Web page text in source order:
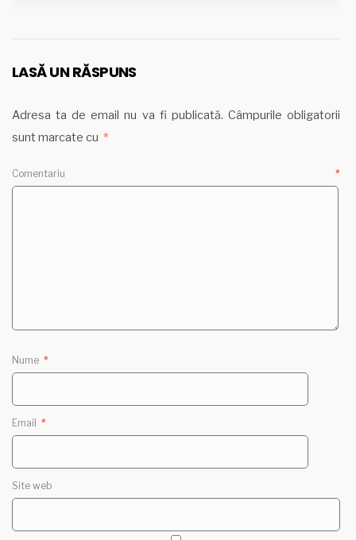
LASĂ UN RĂSPUNS
Adresa ta de email nu va fi publicată. Câmpurile obligatorii
sunt marcate cu *
Comentariu *
Nume *
Email *
Site web